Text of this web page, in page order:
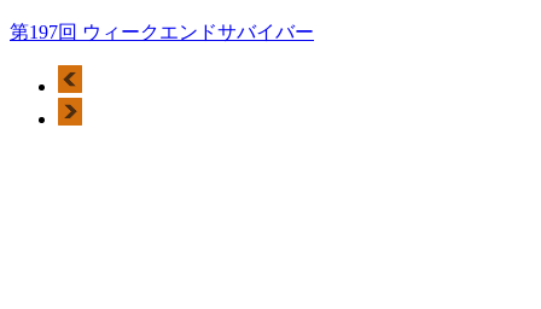
第197回 ウィークエンドサバイバー